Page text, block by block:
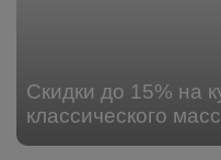
Скидки до 15% на
классического